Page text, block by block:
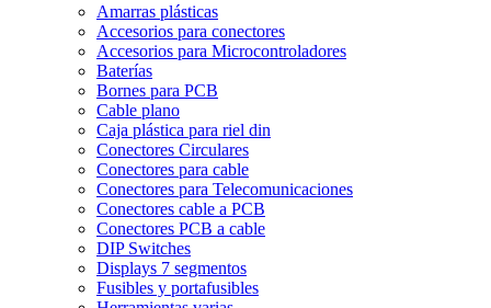
Amarras plásticas
Accesorios para conectores
Accesorios para Microcontroladores
Baterías
Bornes para PCB
Cable plano
Caja plástica para riel din
Conectores Circulares
Conectores para cable
Conectores para Telecomunicaciones
Conectores cable a PCB
Conectores PCB a cable
DIP Switches
Displays 7 segmentos
Fusibles y portafusibles